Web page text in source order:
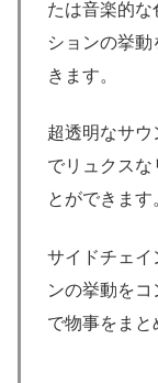
たは音楽的な
ションの挙
きます。
超透明なサ
でリュクスな
とができます
サイドチェイ
ンの挙動を
で物事をまと